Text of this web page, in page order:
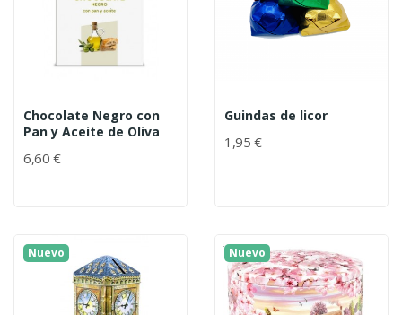
Chocolate Negro con
Pan y Aceite de Oliva
6,60 €
Guindas de licor
1,95 €
Nuevo Nuevo